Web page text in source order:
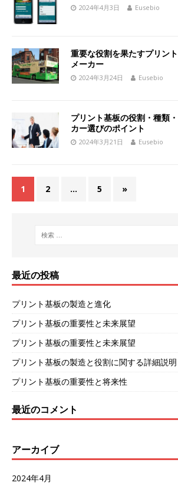
2024年4月3日 Eusebio
重要な役割を果たすプリン
メーカー
2024年3月24日 Eusebio
プリント基板の役割・種類
カー選びのポイント
2024年3月21日 Eusebio
1 2 … 5 »
最近の投稿
プリント基板の製造と進化
プリント基板の重要性と未来展望
プリント基板の重要性と未来展望
プリント基板の製造と役割に関する詳細説明
プリント基板の重要性と将来性
最近のコメント
アーカイブ
2024年4月